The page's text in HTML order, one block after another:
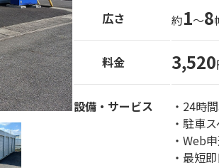
広さ 約1〜8
料金 3,520
設備・サービス
・24時
・駐車
・Web
・最短